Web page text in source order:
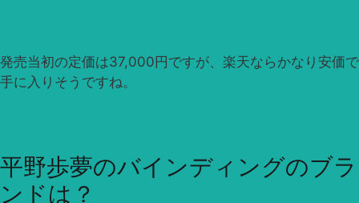
発売当初の定価は37,000円ですが、楽天ならかなり安価で
手に入りそうですね。
平野歩夢のバインディングのブラ
ンドは？